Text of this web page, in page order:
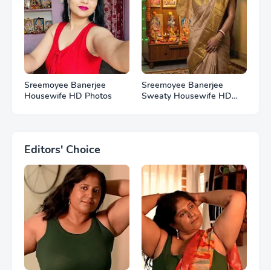
Sreemoyee Banerjee
Housewife HD Photos
Sreemoyee Banerjee
Sweaty Housewife HD
Editors' Choice